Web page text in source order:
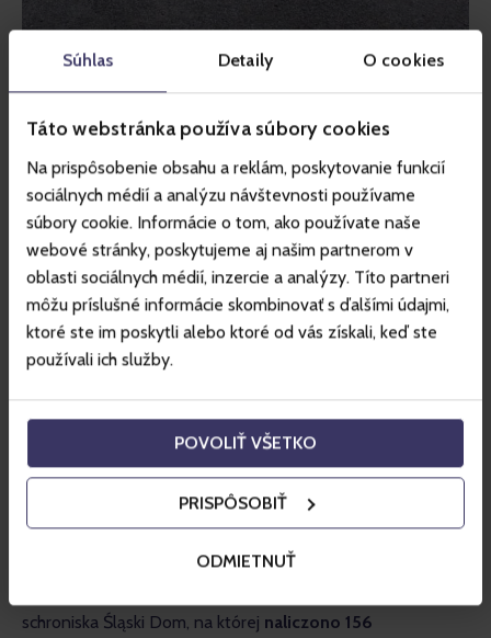
Súhlas Detaily O cookies
Táto webstránka používa súbory cookies
Na prispôsobenie obsahu a reklám, poskytovanie funkcií
sociálnych médií a analýzu návštevnosti používame
súbory cookie. Informácie o tom, ako používate naše
webové stránky, poskytujeme aj našim partnerom v
oblasti sociálnych médií, inzercie a analýzy. Títo partneri
môžu príslušné informácie skombinovať s ďalšími údajmi,
ktoré ste im poskytli alebo ktoré od vás získali, keď ste
používali ich služby.
POVOLIŤ VŠETKO
PRISPÔSOBIŤ
ODMIETNUŤ
Tatry również dla rowerzystów
Pozycję najpopularniejszej trasy rowerowej w Tatrach
schroniska Śląski Dom, na której naliczono 156